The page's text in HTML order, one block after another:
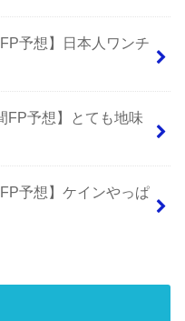
予想】日本人ワンチ
FP予想】とても地味
予想】ケインやっぱ